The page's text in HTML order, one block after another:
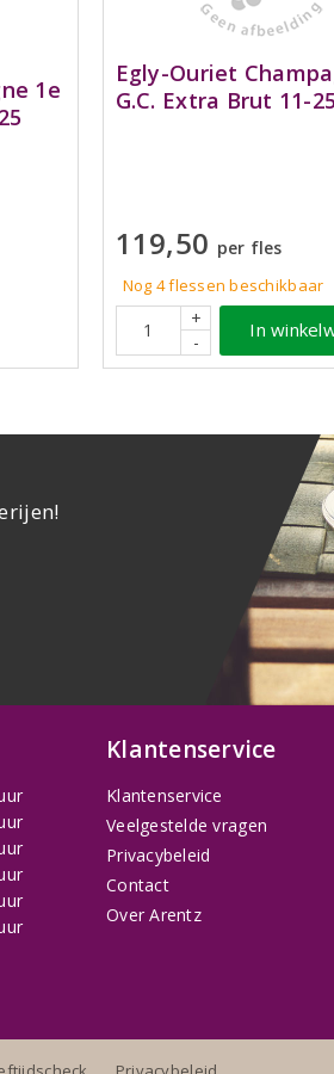
1e
Egly-Ouriet
G.C. Extra Brut 11-25
119,50 per fles
Nog 4flessenbeschikbaar
+
-
In
Klantenservice
Klantenservice
Veelgestelde vragen
Privacybeleid
Contact
Over Arentz